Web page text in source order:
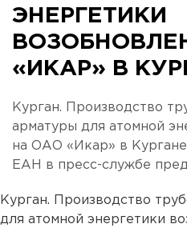
ЭНЕРГЕТИКИ
«ИКАР» В
Курган. Производство
арматуры для атомной
на ОАО «Икар» в
ЕАН в пресс-службе
Курган. Производство
для атомной энергетики